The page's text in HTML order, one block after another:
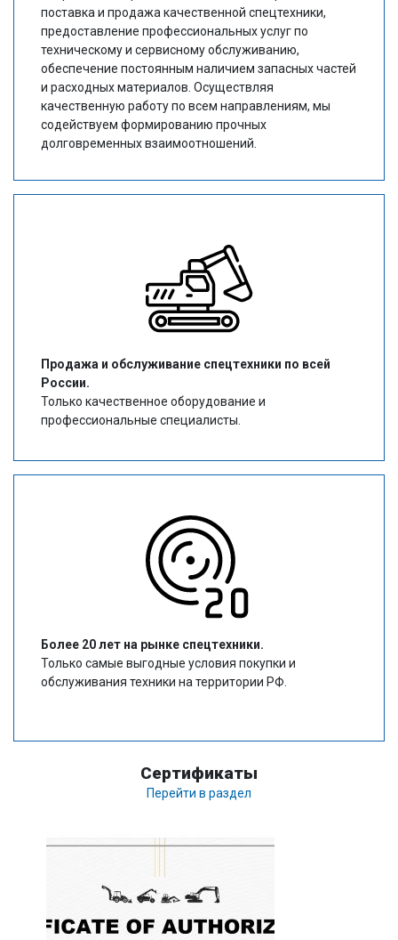
поставка и продажа качественной спецтехники,
предоставление профессиональных услуг по
техническому и сервисному обслуживанию,
обеспечение постоянным наличием запасных частей
и расходных материалов. Осуществляя
качественную работу по всем направлениям, мы
содействуем формированию прочных
долговременных взаимоотношений.
Продажа и обслуживание спецтехники по всей
России.
Только качественное оборудование и
профессиональные специалисты.
Более 20 лет на рынке спецтехники.
Только самые выгодные условия покупки и
обслуживания техники на территории РФ.
Сертификаты
Перейти в раздел